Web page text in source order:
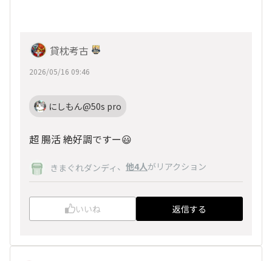
貸枕考古
2026/05/16 09:46
にしもん@50s pro
超 腸活 絶好調ですー😃
きまぐれダンディ 、 他4人がリアクション
いいね 返信する